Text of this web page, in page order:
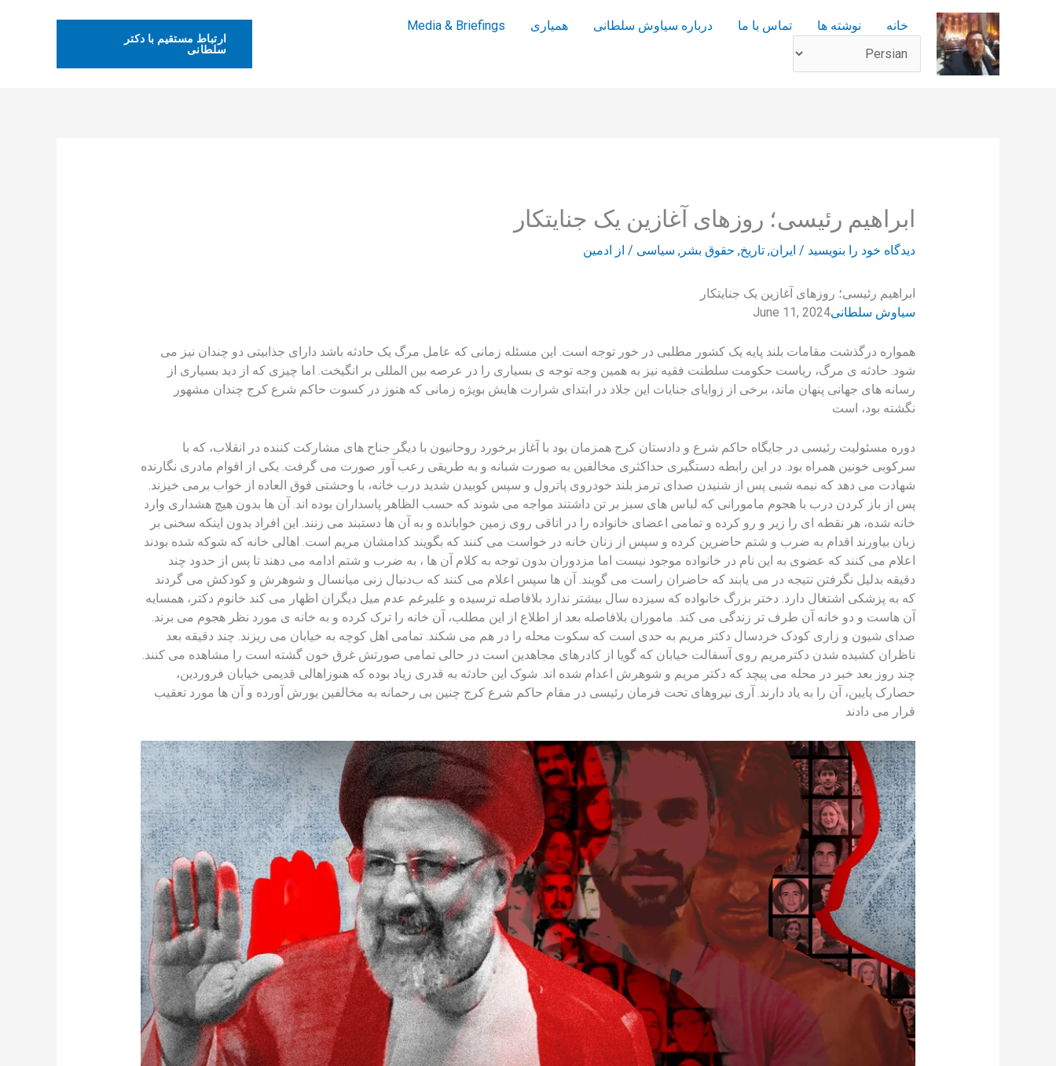
خانه نوشته ها تماس با ما درباره سیاوش سلطانی همیاری Media & Briefings
ارتباط مستقیم با دکتر
سلطانی
ابراهیم رئیسی؛ روزهای آغازین یک جنایتکار
دیدگاه‌ خود را بنویسید / ایران, تاریخ, حقوق بشر , سیاسی / از ادمین
ابراهیم رئیسی؛ روزهای آغازین یک جنایتکار
سیاوش سلطانیJune 11, 2024
همواره درگذشت مقامات بلند پایه یک کشور مطلبی در خور توجه است. این مسئله زمانی که عامل مرگ یک حادثه باشد دارای جذابیتی دو چندان نیز می
شود‌. حادثه ی مرگ، ریاست حکومت سلطنت فقیه نیز به همین وجه توجه ی بسیاری را در عرصه بین المللی بر انگیخت. اما چیزی که از دید بسیاری از
رسانه های جهانی پنهان ماند، برخی از زوایای جنایات این جلاد در ابتدای شرارت هایش بویژه زمانی که هنوز در کسوت حاکم شرع کرج چندان مشهور
نگشته بود، است
دوره مسئولیت رئیسی در جایگاه حاکم شرع و دادستان کرج همزمان بود با آغاز برخورد روحانیون با دیگر جناح های مشارکت کننده در انقلاب، که با
سرکوبی خونین همراه بود. در این رابطه دستگیری حداکثری مخالفین به صورت شبانه و به طریقی رعب آور صورت می گرفت. یکی از اقوام مادری نگارنده
شهادت می دهد که نیمه شبی پس از شنیدن صدای ترمز بلند خودروی پاترول و سپس کوبیدن شدید درب خانه، با وحشتی فوق العاده از خواب برمی خیزند.
پس از باز کردن درب با هجوم مامورانی که لباس های سبز بر تن داشتند مواجه می شوند که حسب الظاهر پاسداران بوده اند. آن ها بدون هیچ هشداری وارد
خانه شده، هر نقطه ای را زیر و رو کرده و تمامی اعضای خانواده را در اتاقی روی زمین خوابانده و به آن ها دستبند می زنند. این افراد بدون اینکه سخنی بر
زبان بیاورند اقدام به ضرب و شتم حاضرین کرده و سپس از زنان خانه در خواست می کنند که بگویند کدامشان مریم است. اهالی خانه که شوکه شده بودند
اعلام می کنند که عضوی به این نام در خانواده موجود نیست اما مزدوران بدون توجه به کلام آن ها ، به ضرب و شتم ادامه می دهند تا پس از حدود چند
دقیقه بدلیل نگرفتن نتیجه در می یابند که حاضران راست می گویند. آن ها سپس اعلام می کنند که ب‌دنبال زنی میانسال و شوهرش و کودکش می گردند
که به پزشکی اشتغال دارد. دختر بزرگ خانواده که سیزده سال بیشتر ندارد بلافاصله ترسیده و علیرغم عدم میل دیگران اظهار می کند خانوم دکتر، همسایه
آن هاست و دو خانه آن طرف تر زندگی می کند. ماموران بلافاصله بعد از اطلاع از این مطلب، آن خانه را ترک کرده و به خانه ی مورد نظر هجوم می برند.
صدای شیون و زاری کودک خردسال دکتر مریم به حدی است که سکوت محله را در هم می شکند. تمامی اهل کوچه به خیابان می ریزند. چند دقیقه بعد
ناظران کشیده شدن دکترمریم روی آسفالت خیابان که گویا از کادرهای مجاهدین است در حالی تمامی صورتش غرق خون گشته است را مشاهده می کنند.
چند روز بعد خبر در محله می پیچد که دکتر مریم و شوهرش اعدام شده اند. شوک این حادثه به قدری زیاد بوده که هنوزاهالی قدیمی خیابان فروردین،
حصارک پایین، آن را به یاد دارند. آری نیروهای تحت فرمان رئیسی در مقام حاکم شرع کرج چنین بی رحمانه به مخالفین یورش آورده و آن ها مورد تعقیب
قرار می دادند